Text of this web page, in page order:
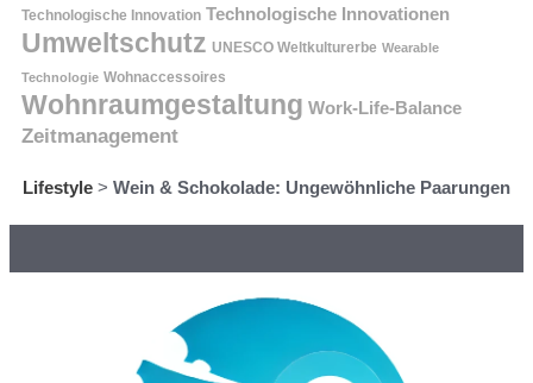
Technologische Innovation Technologische Innovationen
Umweltschutz UNESCO Weltkulturerbe Wearable
Technologie Wohnaccessoires
Wohnraumgestaltung Work-Life-Balance
Zeitmanagement
Lifestyle > Wein & Schokolade: Ungewöhnliche Paarungen